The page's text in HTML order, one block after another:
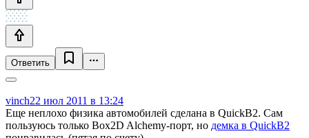
Ответить
vinch22 июл 2011 в 13:24
Еще неплохо физика автомобилей сделана в QuickB2. Сам
пользуюсь только Box2D Alchemy-порт, но демка в QuickB2